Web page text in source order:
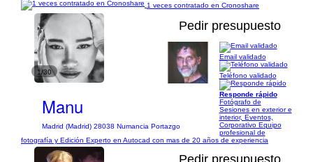
1 veces contratado en Cronoshare
1/30
Pedir presupuesto
Manu
Madrid (Madrid) 28038 Numancia Portazgo
Email validado
Teléfono validado
Responde rápido
Fotógrafo de
Sesiones en exterior e
interior, Eventos,
Corporativo Equipo
profesional de
fotografía y Edición Experto en Autocad con mas de 20 años de experiencia
Pedir presupuesto